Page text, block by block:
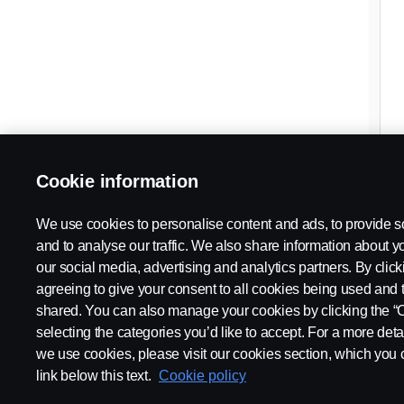
Cookie information
We use cookies to personalise content and ads, to provide
and to analyse our traffic. We also share information about
our social media, advertising and analytics partners. By
agreeing to give your consent to all cookies being used and
shared. You can also manage your cookies by clicking the
selecting the categories you’d like to accept. For a more
we use cookies, please visit our cookies section, which you
link below this text. Cookie policy